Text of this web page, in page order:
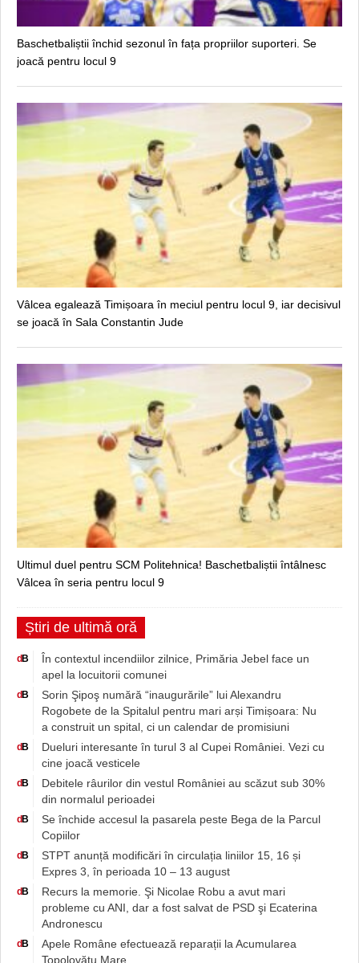
Baschetbaliștii închid sezonul în fața propriilor suporteri. Se
joacă pentru locul 9
Vâlcea egalează Timișoara în meciul pentru locul 9, iar decisivul
se joacă în Sala Constantin Jude
Ultimul duel pentru SCM Politehnica! Baschetbaliștii întâlnesc
Vâlcea în seria pentru locul 9
Știri de ultimă oră
d B
În contextul incendiilor zilnice, Primăria Jebel face un
apel la locuitorii comunei
d B
Sorin Şipoş numără “inaugurările” lui Alexandru
Rogobete de la Spitalul pentru mari arși Timișoara: Nu
a construit un spital, ci un calendar de promisiuni
d B
Dueluri interesante în turul 3 al Cupei României. Vezi cu
cine joacă vesticele
d B
Debitele râurilor din vestul României au scăzut sub 30%
din normalul perioadei
d B
Se închide accesul la pasarela peste Bega de la Parcul
Copiilor
d B
STPT anunță modificări în circulația liniilor 15, 16 și
Expres 3, în perioada 10 – 13 august
d B
Recurs la memorie. Şi Nicolae Robu a avut mari
probleme cu ANI, dar a fost salvat de PSD şi Ecaterina
Andronescu
d B
Apele Române efectuează reparații la Acumularea
Topolovățu Mare